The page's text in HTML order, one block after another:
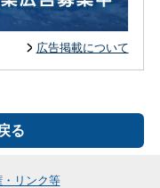
広告掲載について
る
リンク等